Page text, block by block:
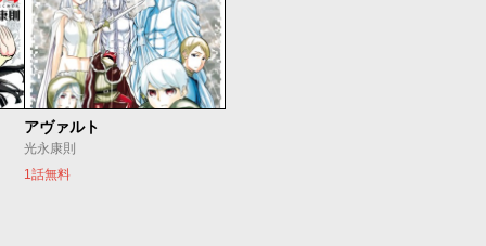
アヴァルト
光永康則
1話無料